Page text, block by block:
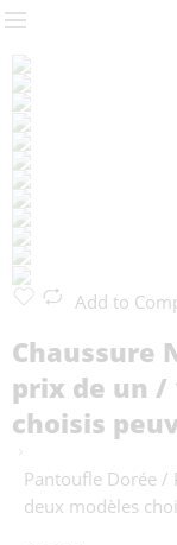
Add to
Chaussure
prix de un /
choisis
Pantoufle Dorée /
deux modèles